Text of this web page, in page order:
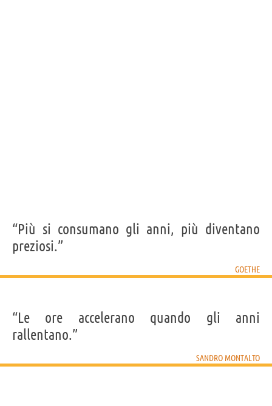
“Più si consumano gli anni, più diventano
preziosi.”
GOETHE
“Le ore accelerano quando gli anni
rallentano.”
SANDRO MONTALTO